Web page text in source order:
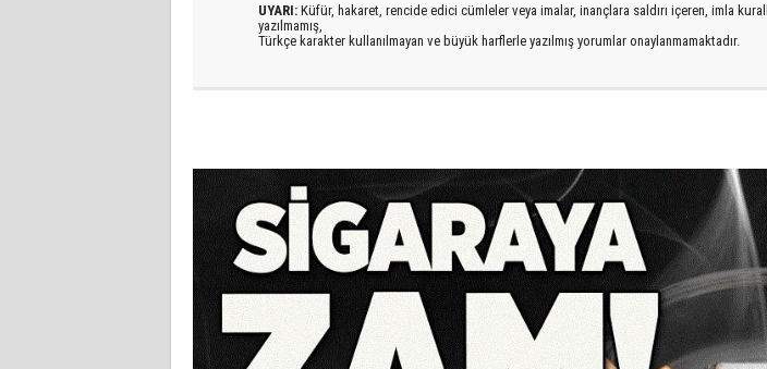
UYARI: Küfür, hakaret, rencide edici cümleler veya imalar, inançlara saldırı içeren, imla
yazılmamış,
Türkçe karakter kullanılmayan ve büyük harflerle yazılmış yorumlar onaylanmamaktadır.